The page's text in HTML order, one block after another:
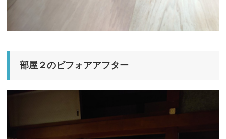
部屋２のビフォアアフター